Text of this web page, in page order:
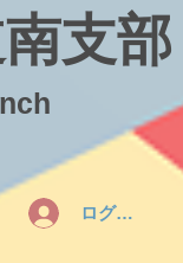
支部
ログイン